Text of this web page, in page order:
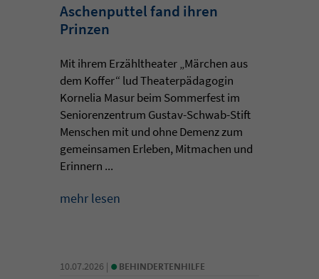
Aschenputtel fand ihren
Prinzen
Mit ihrem Erzähltheater „Märchen aus
dem Koffer“ lud Theaterpädagogin
Kornelia Masur beim Sommerfest im
Seniorenzentrum Gustav-Schwab-Stift
Menschen mit und ohne Demenz zum
gemeinsamen Erleben, Mitmachen und
Erinnern ...
mehr lesen
10.07.2026 | • BEHINDERTENHILFE